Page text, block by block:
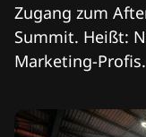
Zugang zum
Summit. Heißt:
Marketing-Profis.